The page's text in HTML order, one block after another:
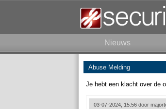
Nieuws
Abuse Melding
Je hebt een klacht over de
03-07-2024, 15:56 door